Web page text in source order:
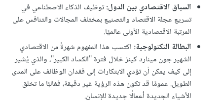
السباق الاقتصادي بين الدول:توظيف الذكاء الاصطناعي في
تسريع عجلة الاقتصاد والتصنيع بمختلف المجالات والتنافس على
المرتبة الاقتصادية الأولى عالميًا.
البطالة التكنولوجية: اكتسب هذا المفهوم شهرةً من الاقتصادي
الشهير جون مينارد كينز خلال فترة "الكساد الكبير"، والذي يُشير
إلى كيف يمكن أن تؤدي الابتكارات إلى فقدان الوظائف على المدى
الطويل. عمومًا قد تكون هذه الرؤية غير دقيقة، فغالبًا ما تخلق
الأشياء الجديدة أعمالًا جديدة للإنسان.